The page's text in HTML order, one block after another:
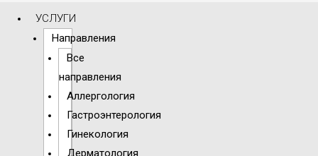
УСЛУГИ
Направления
Все
направления
Аллергология
Гастроэнтерология
Гинекология
Дерматология